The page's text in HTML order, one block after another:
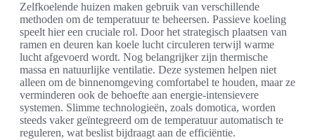
Zelfkoelende huizen maken gebruik van verschillende
methoden om de temperatuur te beheersen. Passieve koeling
speelt hier een cruciale rol. Door het strategisch plaatsen van
ramen en deuren kan koele lucht circuleren terwijl warme
lucht afgevoerd wordt. Nog belangrijker zijn thermische
massa en natuurlijke ventilatie. Deze systemen helpen niet
alleen om de binnenomgeving comfortabel te houden, maar ze
verminderen ook de behoefte aan energie-intensievere
systemen. Slimme technologieën, zoals domotica, worden
steeds vaker geïntegreerd om de temperatuur automatisch te
reguleren, wat beslist bijdraagt aan de efficiëntie.